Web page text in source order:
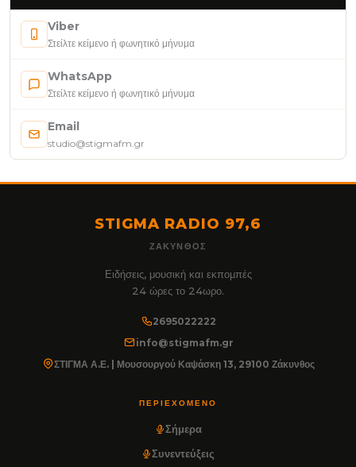
Viber
Στείλτε κείμενο ή φωνητικό μήνυμα
WhatsApp
Στείλτε κείμενο ή φωνητικό μήνυμα
Email
studio@stigmafm.gr
STIGMA RADIO 97,6
ΖΆΚΥΝΘΟΣ
Ειδήσεις, μουσική και εκπομπές
24 ώρες το 24ωρο.
2695022222
info@stigmafm.gr
ΣΤΙΓΜΑ Α.Ε. | Μουσουργού Καψάσκη 13, 29100 Ζάκυνθος
ΠΕΡΙΕΧΌΜΕΝΟ
Σήμερα
Συνεντεύξεις